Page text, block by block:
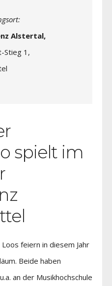
Alstertal,
Stieg 1,
spielt im
feiern in diesem Jahr
Beide haben
an der Musikhochschule